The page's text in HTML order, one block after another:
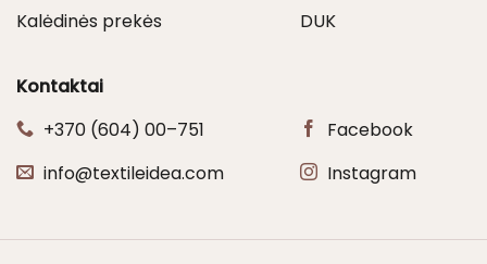
Kalėdinės prekės
DUK
Kontaktai
+370 (604) 00–751
info@textileidea.com
Facebook
Instagram